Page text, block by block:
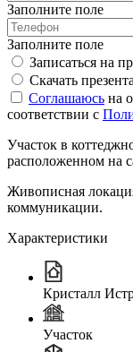
Заполните поле
Заполните поле
Записаться на
Скачать
Соглашаюсь на
соответствии с
Участок в
расположенном на
Живописная
коммуникации.
Характеристики
Кристалл
Участок